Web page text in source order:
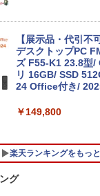
MS Office 2024
カメラ 指紋認証
トパソコン
降 1.60GHz 4コア
￥29,800
【展示品・代引不
デスクトップPC
ズ F55-K1 23.8型
リ 16GB/ SSD
24 Office付き/
￥149,800
楽天ランキングをもっ
グ